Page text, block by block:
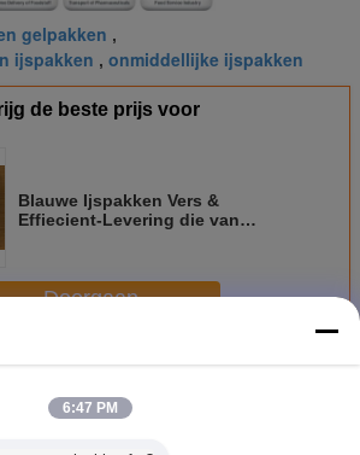
gelpakken ,
ijspakken , onmiddellijke ijspakken
de beste prijs voor
Blauwe Ijspakken Vers &
Effiecient-Levering die van
Doorgaan
het ijsgel
6:47 PM